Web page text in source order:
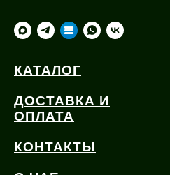
КАТАЛОГ
ДОСТАВКА И
ОПЛАТА
КОНТАКТЫ